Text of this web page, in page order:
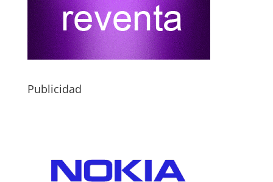
Publicidad